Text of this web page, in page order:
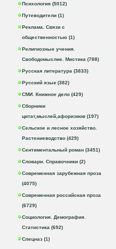
Психология (5012)
Путеводители (1)
Реклама. Связи с
общественностью (1)
Религиозные учения.
Свободомыслие. Мистика (788)
Русская литература (3833)
Русский язык (382)
СМИ. Книжное дело (429)
Сборники
цитат,мыслей,афоризмов (197)
Сельское и лесное хозяйство.
Растениеводство (429)
Сентиментальный роман (3451)
Словари. Справочники (2)
Современная зарубежная проза
(4075)
Современная российская проза
(6729)
Социология. Демография.
Статистика (692)
Спецназ (1)